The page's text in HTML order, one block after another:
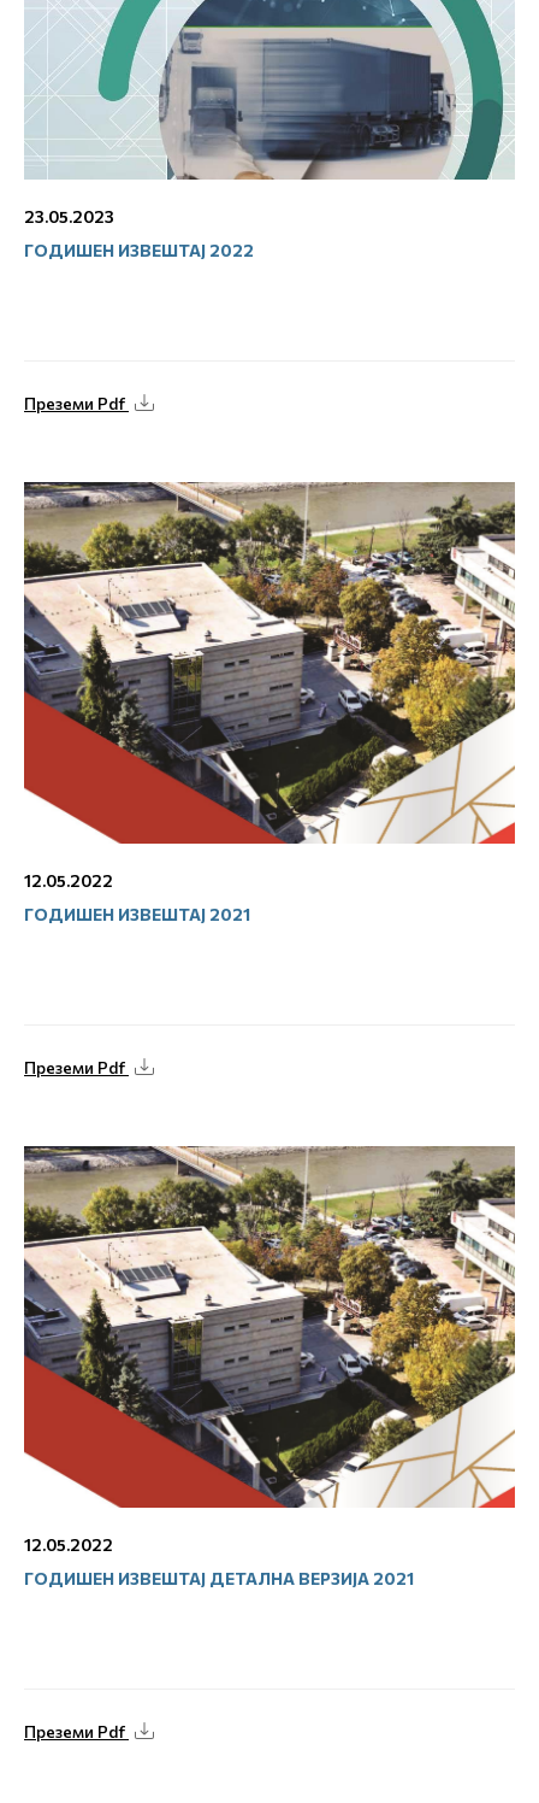
23.05.2023
ГОДИШЕН ИЗВЕШТАЈ 2022
Преземи Pdf
12.05.2022
ГОДИШЕН ИЗВЕШТАЈ 2021
Преземи Pdf
12.05.2022
ГОДИШЕН ИЗВЕШТАЈ ДЕТАЛНА ВЕРЗИЈА 2021
Преземи Pdf